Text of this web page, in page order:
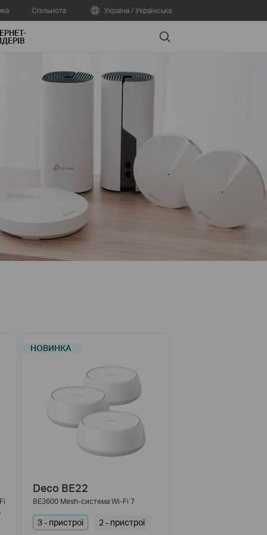
Спільнота Україна / Українська
Search
НОВИНКА
Deco BE22
BE3600 Mesh-cистема Wi-Fi 7
3 - пристрої 2 - пристрої